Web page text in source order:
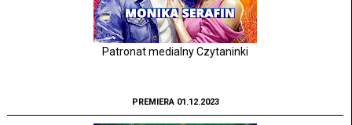
Patronat medialny Czytaninki
PREMIERA 01.12.2023